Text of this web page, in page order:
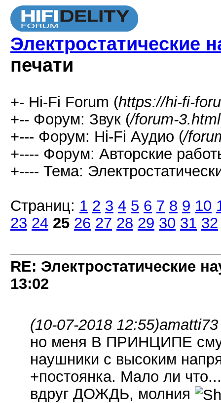
Электростатические
печати
+- Hi-Fi Forum (https://hi-fi-
+-- Форум: Звук (/forum-3.html
+--- Форум: Hi-Fi Аудио (/
+---- Форум: Авторские
+---- Тема:
Страниц: 1 2 3 4 5 6 7 8 9 10
23 24 25 26 27 28 29 30 31 32
RE: Электростатические
13:02
(10-07-2018 12:55)
но меня В ПРИНЦИПЕ
наушники с высоким
+постоянка. Мало ли
вдруг ДОЖДЬ, молния